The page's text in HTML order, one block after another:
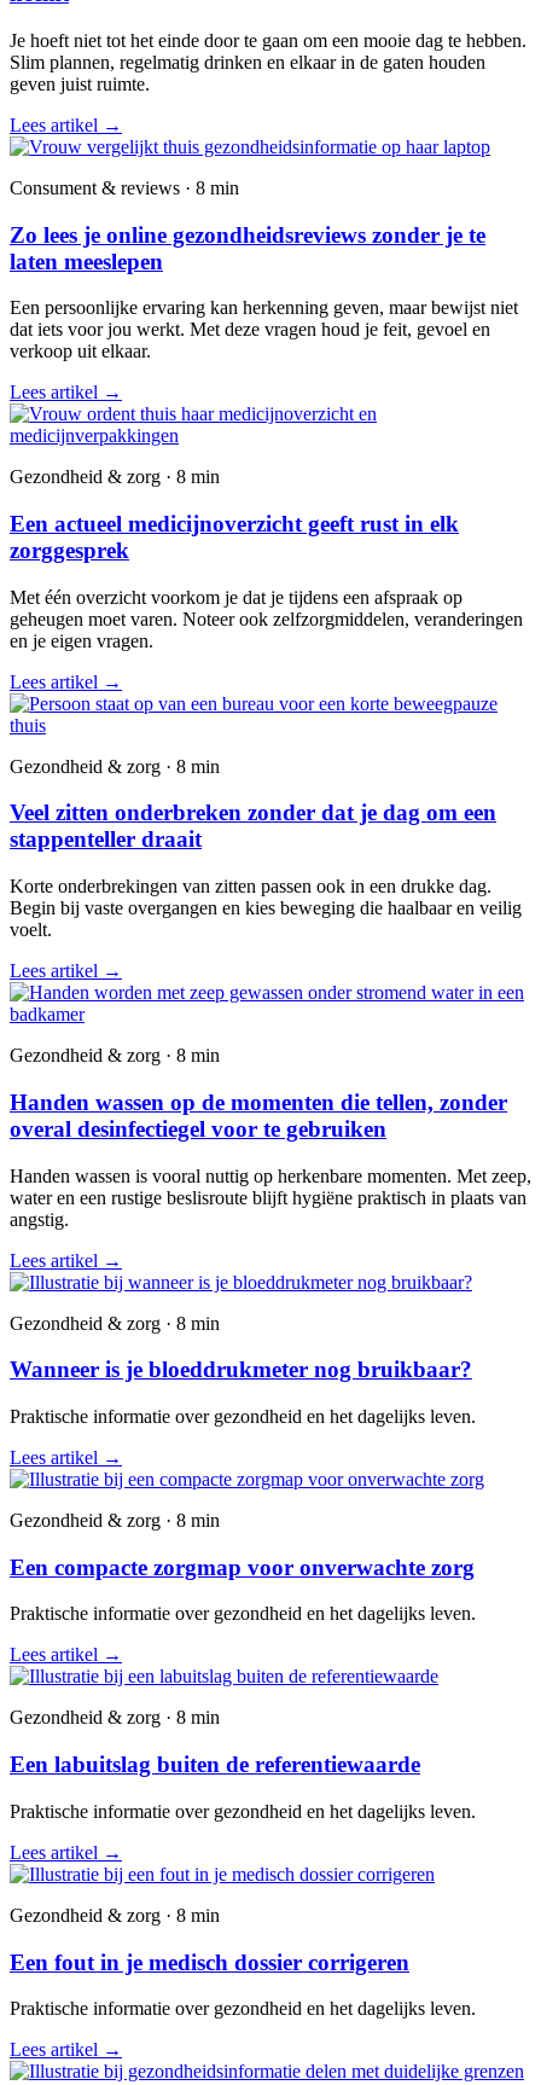
Je hoeft niet tot het einde door te gaan om een mooie dag te hebben.
Slim plannen, regelmatig drinken en elkaar in de gaten houden
geven juist ruimte.
Lees artikel →
Consument & reviews · 8 min
Zo lees je online gezondheidsreviews zonder je te
laten meeslepen
Een persoonlijke ervaring kan herkenning geven, maar bewijst niet
dat iets voor jou werkt. Met deze vragen houd je feit, gevoel en
verkoop uit elkaar.
Lees artikel →
Gezondheid & zorg · 8 min
Een actueel medicijnoverzicht geeft rust in elk
zorggesprek
Met één overzicht voorkom je dat je tijdens een afspraak op
geheugen moet varen. Noteer ook zelfzorgmiddelen, veranderingen
en je eigen vragen.
Lees artikel →
Gezondheid & zorg · 8 min
Veel zitten onderbreken zonder dat je dag om een
stappenteller draait
Korte onderbrekingen van zitten passen ook in een drukke dag.
Begin bij vaste overgangen en kies beweging die haalbaar en veilig
voelt.
Lees artikel →
Gezondheid & zorg · 8 min
Handen wassen op de momenten die tellen, zonder
overal desinfectiegel voor te gebruiken
Handen wassen is vooral nuttig op herkenbare momenten. Met zeep,
water en een rustige beslisroute blijft hygiëne praktisch in plaats van
angstig.
Lees artikel →
Gezondheid & zorg · 8 min
Wanneer is je bloeddrukmeter nog bruikbaar?
Praktische informatie over gezondheid en het dagelijks leven.
Lees artikel →
Gezondheid & zorg · 8 min
Een compacte zorgmap voor onverwachte zorg
Praktische informatie over gezondheid en het dagelijks leven.
Lees artikel →
Gezondheid & zorg · 8 min
Een labuitslag buiten de referentiewaarde
Praktische informatie over gezondheid en het dagelijks leven.
Lees artikel →
Gezondheid & zorg · 8 min
Een fout in je medisch dossier corrigeren
Praktische informatie over gezondheid en het dagelijks leven.
Lees artikel →